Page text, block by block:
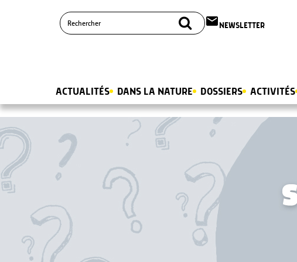
email NEWSLETTER
ACTUALITÉS DANS LA NATURE DOSSIERS ACTIVITÉS